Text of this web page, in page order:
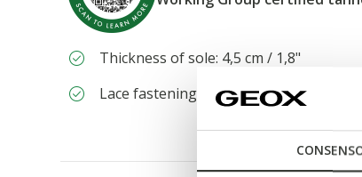
Thickness of sole: 4,5 cm / 1,8"
Lace fastening; Removable insole